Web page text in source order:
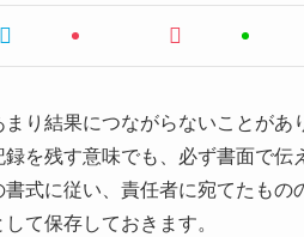
り結果につながらないことがあ
を残す意味でも、必ず書面で伝
式に従い、責任者に宛てたも
て保存しておきます。